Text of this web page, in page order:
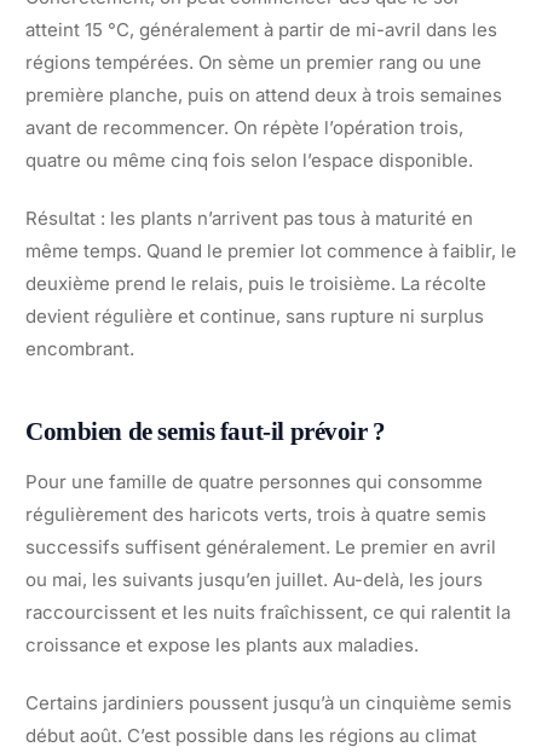
atteint 15 °C, généralement à partir de mi-avril dans les
régions tempérées. On sème un premier rang ou une
première planche, puis on attend deux à trois semaines
avant de recommencer. On répète l’opération trois,
quatre ou même cinq fois selon l’espace disponible.
Résultat : les plants n’arrivent pas tous à maturité en
même temps. Quand le premier lot commence à faiblir, le
deuxième prend le relais, puis le troisième. La récolte
devient régulière et continue, sans rupture ni surplus
encombrant.
Combien de semis faut-il prévoir ?
Pour une famille de quatre personnes qui consomme
régulièrement des haricots verts, trois à quatre semis
successifs suffisent généralement. Le premier en avril
ou mai, les suivants jusqu’en juillet. Au-delà, les jours
raccourcissent et les nuits fraîchissent, ce qui ralentit la
croissance et expose les plants aux maladies.
Certains jardiniers poussent jusqu’à un cinquième semis
début août. C’est possible dans les régions au climat